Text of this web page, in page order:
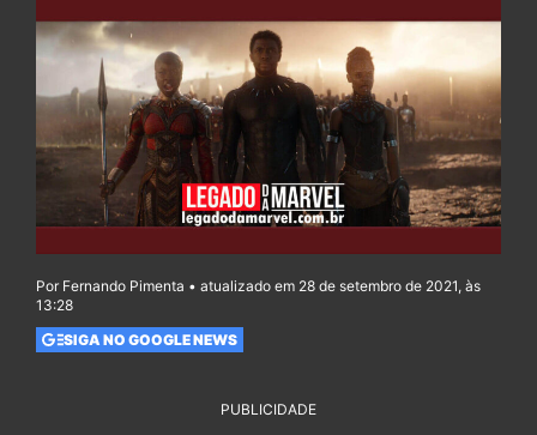
Por Fernando Pimenta • atualizado em 28 de setembro de 2021, às
13:28
SIGA NO GOOGLE NEWS
PUBLICIDADE